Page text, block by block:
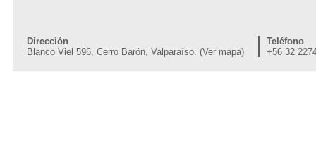
Dirección
Blanco Viel 596, Cerro Barón, Valparaíso. (Ver mapa)
Teléfono
+56 32